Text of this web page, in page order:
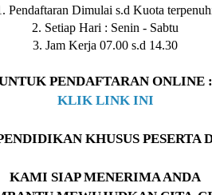
Pendaftaran Dimulai s.d Kuota
2. Setiap Hari : Senin - Sabtu
3. Jam Kerja 07.00 s.d 14.30
PENDAFTARAN ONLINE :
KLIK LINK INI
KHUSUS PESERTA
KAMI SIAP MENERIMA ANDA